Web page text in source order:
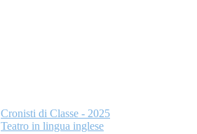
Cronisti di Classe - 2025
Teatro in lingua inglese